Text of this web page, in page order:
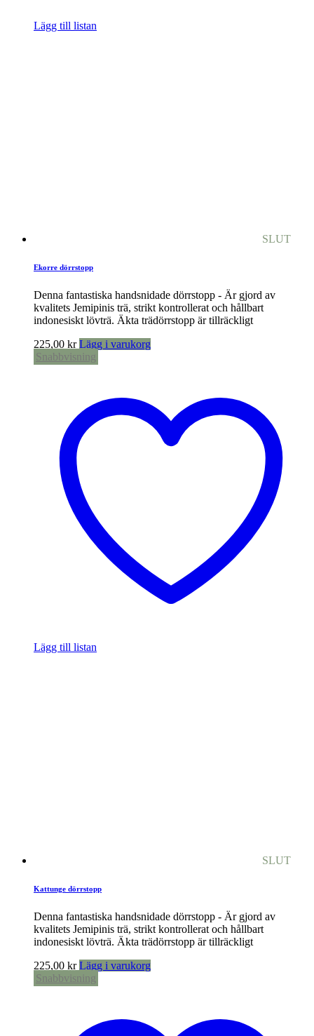
Lägg till listan
SLUT
Ekorre dörrstopp
Denna fantastiska handsnidade dörrstopp - Är gjord av
kvalitets Jemipinis trä, strikt kontrollerat och hållbart
indonesiskt lövträ. Äkta trädörrstopp är tillräckligt
225,00 kr Lägg i varukorg
Snabbvisning
Lägg till listan
SLUT
Kattunge dörrstopp
Denna fantastiska handsnidade dörrstopp - Är gjord av
kvalitets Jemipinis trä, strikt kontrollerat och hållbart
indonesiskt lövträ. Äkta trädörrstopp är tillräckligt
225,00 kr Lägg i varukorg
Snabbvisning